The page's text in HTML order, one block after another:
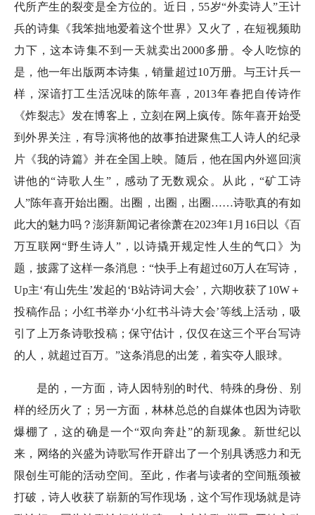
代所产生的裂变是全方位的。近日，55岁“外卖诗人”王计
兵的诗集《我笨拙地爱着这个世界》又火了，在短视频助
力下，这本诗集不到一天就卖出2000多册。令人吃惊的
是，他一年出版两本诗集，销量超过10万册。与王计兵一
样，深谙打工生活况味的陈年喜，2013年春把自传诗作
《炸裂志》发在博客上，立刻在网上疯传。陈年喜开始受
到外界关注，有导演将他的故事拍进聚焦工人诗人的纪录
片《我的诗篇》并在全国上映。随后，他在国内外巡回演
讲他的“诗歌人生”，感动了无数观众。从此，“矿工诗
人”陈年喜开始出圈。出圈，出圈，出圈……诗歌真的有如
此大的魅力吗？澎湃新闻记者徐萧在2023年1月16日以《百
万互联网“野生诗人”，以诗撬开规定性人生的气口》为
题，披露了这样一条消息：“快手上有超过60万人在写诗，
Up主‘有山先生’发起的‘B站诗词大会’，六期收获了10W＋
投稿作品；小红书举办‘小红书斗诗大会’等线上活动，吸
引了上万条诗歌投稿；保守估计，仅仅在这三个平台写诗
的人，就超过百万。”这条消息的出笼，着实夺人眼球。
是的，一方面，诗人因特别的时代、特殊的身份、别
样的经历火了；另一方面，林林总总的自媒体也因为诗歌
爆棚了，这的确是一个“双向奔赴”的新现象。新世纪以
来，网络的兴盛为诗歌写作开辟出了一个别具诱惑力和无
限创生可能的活动空间。至此，作者与读者的空间瓶颈被
打破，诗人收获了崭新的写作现场，这个写作现场就是诗